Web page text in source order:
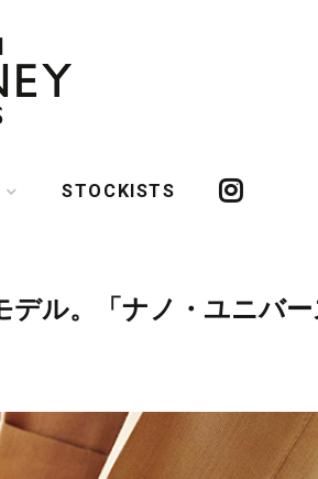
COLLECTION
STOCKISTS
デル。「ナノ・ユニバ